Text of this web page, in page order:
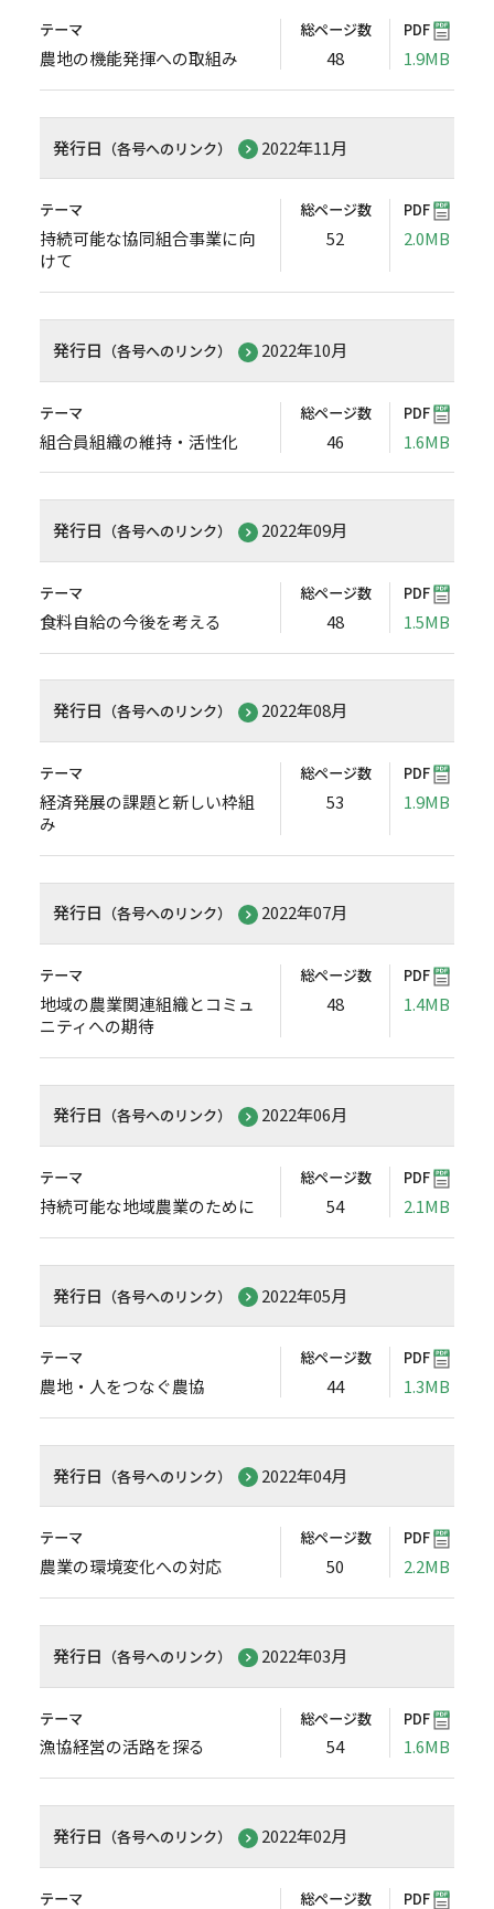
テーマ
農地の機能発揮への取組み
総ページ数
48
PDF
1.9MB
発行日 （各号へのリンク） 2022年11月
テーマ
持続可能な協同組合事業に向
けて
総ページ数
52
PDF
2.0MB
発行日 （各号へのリンク） 2022年10月
テーマ
組合員組織の維持・活性化
総ページ数
46
PDF
1.6MB
発行日 （各号へのリンク） 2022年09月
テーマ
食料自給の今後を考える
総ページ数
48
PDF
1.5MB
発行日 （各号へのリンク） 2022年08月
テーマ
経済発展の課題と新しい枠組
み
総ページ数
53
PDF
1.9MB
発行日 （各号へのリンク） 2022年07月
テーマ
地域の農業関連組織とコミュ
ニティへの期待
総ページ数
48
PDF
1.4MB
発行日 （各号へのリンク） 2022年06月
テーマ
持続可能な地域農業のために
総ページ数
54
PDF
2.1MB
発行日 （各号へのリンク） 2022年05月
テーマ
農地・人をつなぐ農協
総ページ数
44
PDF
1.3MB
発行日 （各号へのリンク） 2022年04月
テーマ
農業の環境変化への対応
総ページ数
50
PDF
2.2MB
発行日 （各号へのリンク） 2022年03月
テーマ
漁協経営の活路を探る
総ページ数
54
PDF
1.6MB
発行日 （各号へのリンク） 2022年02月
テーマ 総ページ数 PDF